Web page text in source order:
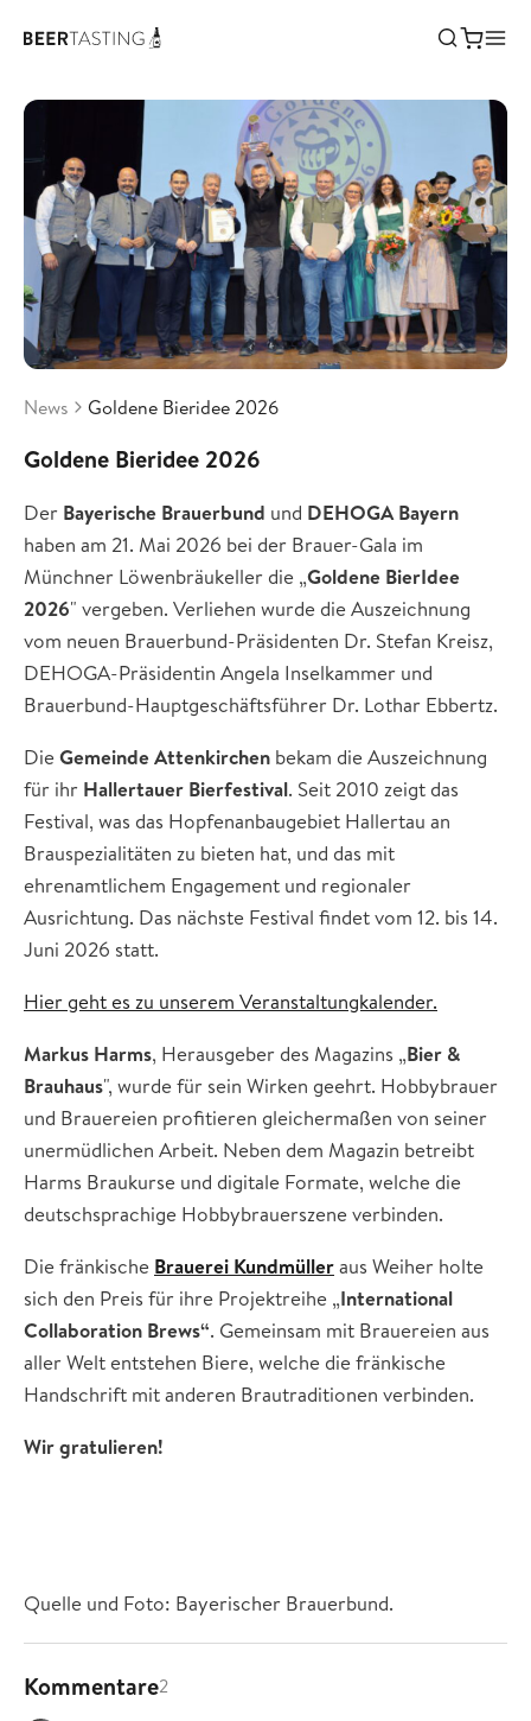
News Goldene Bieridee 2026
Goldene Bieridee 2026
Der Bayerische Brauerbund und DEHOGA Bayern
haben am 21. Mai 2026 bei der Brauer-Gala im
Münchner Löwenbräukeller die „Goldene BierIdee
2026" vergeben. Verliehen wurde die Auszeichnung
vom neuen Brauerbund-Präsidenten Dr. Stefan Kreisz,
DEHOGA-Präsidentin Angela Inselkammer und
Brauerbund-Hauptgeschäftsführer Dr. Lothar Ebbertz.
DieGemeinde Attenkirchen bekam die Auszeichnung
für ihr Hallertauer Bierfestival. Seit 2010 zeigt das
Festival, was das Hopfenanbaugebiet Hallertau an
Brauspezialitäten zu bieten hat, und das mit
ehrenamtlichem Engagement und regionaler
Ausrichtung. Das nächste Festival findet vom 12. bis 14.
Juni 2026 statt.
Hier geht es zu unserem Veranstaltungkalender.
Markus Harms, Herausgeber des Magazins „Bier &
Brauhaus", wurde für sein Wirken geehrt. Hobbybrauer
und Brauereien profitieren gleichermaßen von seiner
unermüdlichen Arbeit. Neben dem Magazin betreibt
Harms Braukurse und digitale Formate, welche die
deutschsprachige Hobbybrauerszene verbinden.
Die fränkische Brauerei Kundmülleraus Weiher holte
sich den Preis für ihre Projektreihe „International
Collaboration Brews“. Gemeinsam mit Brauereien aus
aller Welt entstehen Biere, welche die fränkische
Handschrift mit anderen Brautraditionen verbinden.
Wir gratulieren!
Quelle und Foto: Bayerischer Brauerbund.
Kommentare2